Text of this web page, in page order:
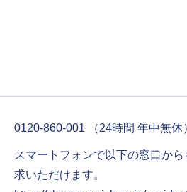
0120-860-001 （24時間 年中無休
スマートフォンで以下の窓口か
求いただけます。